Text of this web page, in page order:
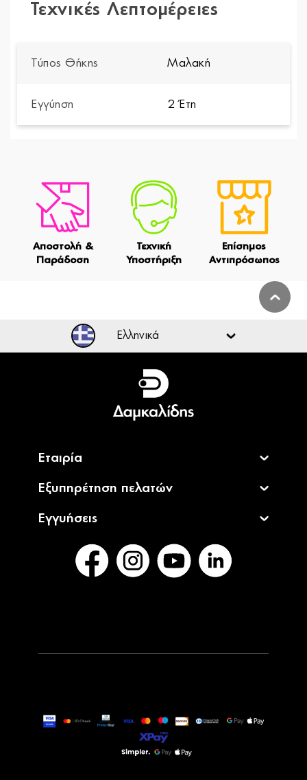
Τεχνικές Λεπτομέρειες
Τύπος Θήκης Μαλακή
Εγγύηση 2 Έτη
Αποστολή &
Παράδοση
Τεχνική
Υποστήριξη
Επίσημος
Αντιπρόσωπος
Ελληνικά
Ελληνικά
English
Εταιρία
Εξυπηρέτηση πελατών
Εγγυήσεις